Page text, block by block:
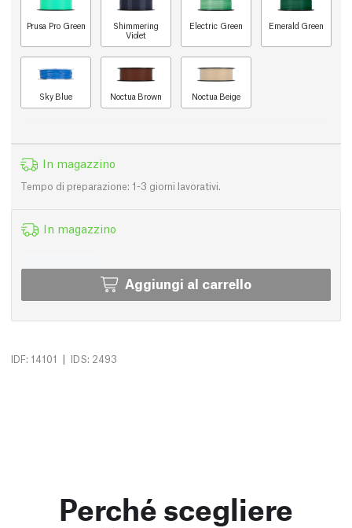
Prusa Pro Green
Shimmering
Violet
Electric Green Emerald Green
Sky Blue Noctua Brown Noctua Beige
In magazzino
Tempo di preparazione: 1-3 giorni lavorativi.
In magazzino
Aggiungi al carrello
IDF: 14101 | IDS: 2493
Perché scegliere